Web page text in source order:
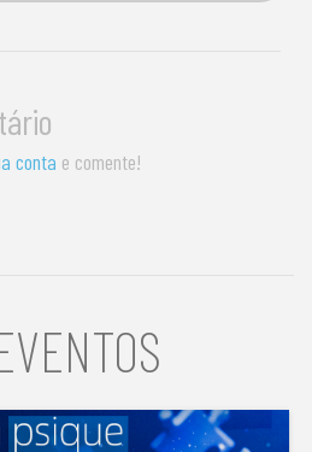
conta e comente!